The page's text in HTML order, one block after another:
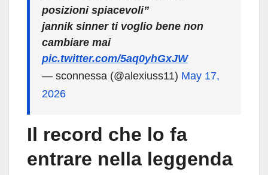
posizioni spiacevoli”
jannik sinner ti voglio bene non
cambiare mai
pic.twitter.com/5aq0yhGxJW
— sconnessa (@alexiuss11) May 17,
2026
Il record che lo fa
entrare nella leggenda